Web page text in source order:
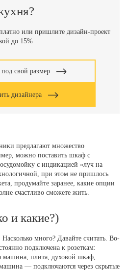
или пришлите дизайн-проект
до 15%
под свой размер
дизайнера
предлагают множество
можно поставить шкаф с
с индикацией «луч на
при этом не пришлось
продумайте заранее, какие опции
счастливо сможете жить.
и какие?)
много? Давайте считать. Во-
подключена к розеткам:
машина, плита, духовой шкаф,
— подключаются через скрытые